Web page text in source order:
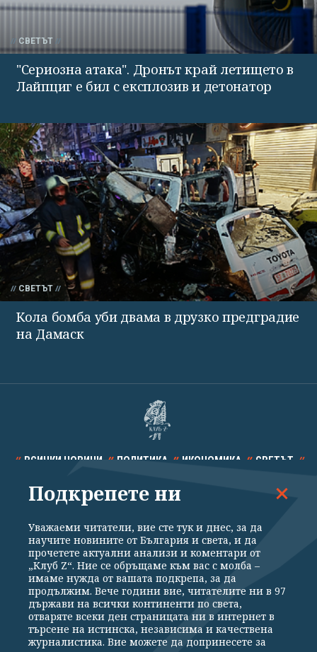
СВЕТЪТ
"Сериозна атака". Дронът край летището в
Лайпциг е бил с експлозив и детонатор
СВЕТЪТ
Кола бомба уби двама в друзко предградие
на Дамаск
ВСИЧКИ НОВИНИ ПОЛИТИКА ИКОНОМИКА СВЕТЪТ
СПОРТ КУЛТУРА ТЕХНОЛОГИИ КАЛЕЙДОСКОП
Общи условия
Политика за поверителност
Реклама
Партньори Контакти
За Клуб Z
Екип
Подкрепете ни
Подкрепете ни
Уважаеми читатели, вие сте тук и днес, за да
научите новините от България и света, и да
прочетете актуални анализи и коментари от
„Клуб Z“. Ние се обръщаме към вас с молба –
имаме нужда от вашата подкрепа, за да
продължим. Вече години вие, читателите ни в 97
държави на всички континенти по света,
отваряте всеки ден страницата ни в интернет в
търсене на истинска, независима и качествена
журналистика. Вие можете да допринесете за